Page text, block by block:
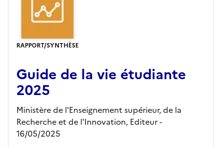
RAPPORT/SYNTHÈSE
Guide de la vie étudiante
2025
Ministère de l'Enseignement supérieur, de la
Recherche et de l'Innovation, Editeur-
16/05/2025